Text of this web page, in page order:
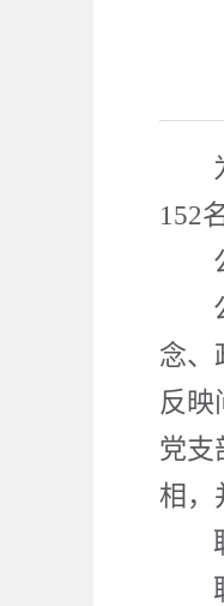
152
念、
反映
党支
相，